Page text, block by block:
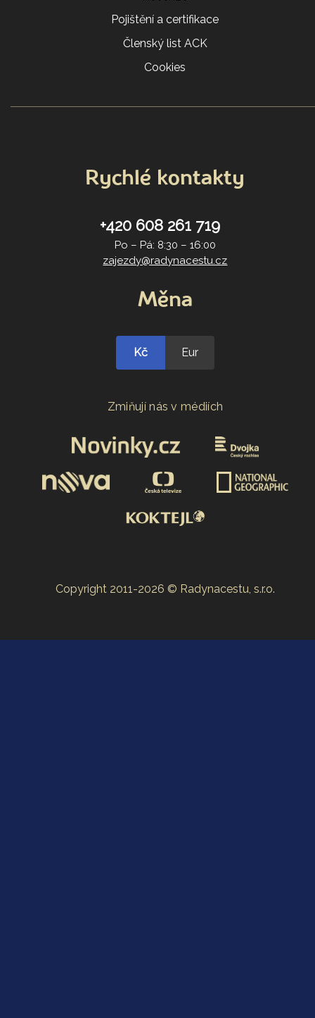
Pojištění a certifikace
Členský list ACK
Cookies
Rychlé kontakty
+420 608 261 719
Po – Pá: 8:30 – 16:00
zajezdy@radynacestu.cz
Měna
Kč Eur
Zmiňují nás v médiích
Copyright 2011-2026 © Radynacestu, s.r.o.